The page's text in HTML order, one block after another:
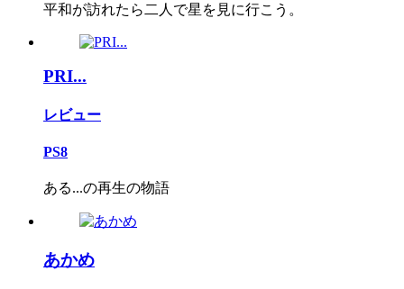
平和が訪れたら二人で星を見に行こう。
PRI...
レビュー
PS8
ある...の再生の物語
あかめ